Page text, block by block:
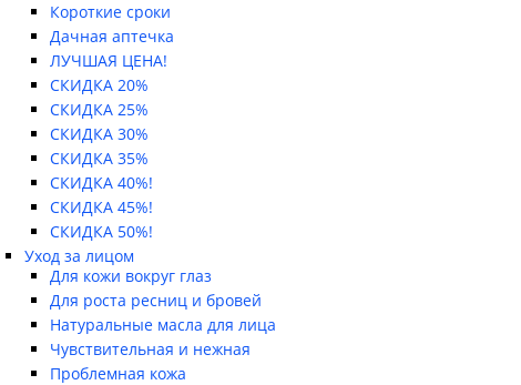
Короткие сроки
Дачная аптечка
ЛУЧШАЯ ЦЕНА!
СКИДКА 20%
СКИДКА 25%
СКИДКА 30%
СКИДКА 35%
СКИДКА 40%!
СКИДКА 45%!
СКИДКА 50%!
Уход за лицом
Для кожи вокруг глаз
Для роста ресниц и бровей
Натуральные масла для лица
Чувствительная и нежная
Проблемная кожа